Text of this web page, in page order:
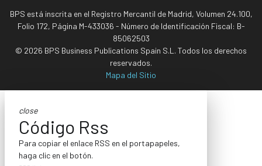
BPS está inscrita en el Registro Mercantil de Madrid, Volumen 24.100,
Folio 172, Página M-433036 - Número de Identificación Fiscal: B-
85062503
© 2026 BPS Business Publications Spain S.L. Todos los derechos
reservados.
Mapa del Sitio
close
Código Rss
Para copiar el enlace RSS en el portapapeles,
haga clic en el botón.